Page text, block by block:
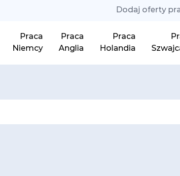
Dodaj oferty
Praca
Niemcy
Praca
Anglia
Praca
Holandia